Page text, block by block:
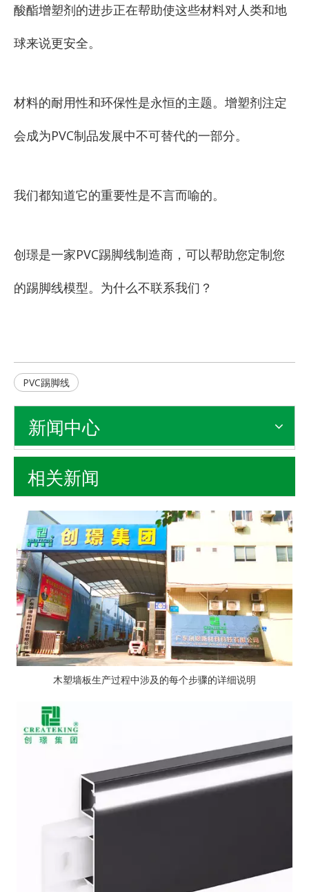
酸酯增塑剂的进步正在帮助使这些材料对人类和地
球来说更安全。
材料的耐用性和环保性是永恒的主题。增塑剂注定
会成为PVC制品发展中不可替代的一部分。
我们都知道它的重要性是不言而喻的。
创璟是一家PVC踢脚线制造商，可以帮助您定制您
的踢脚线模型。为什么不联系我们？
PVC踢脚线
新闻中心
相关新闻
木塑墙板生产过程中涉及的每个步骤的详细说明